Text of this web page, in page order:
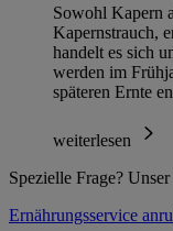
Sowohl Kapern
Kapernstrauch,
handelt es sich
werden im
späteren Ernte
weiterlesen
Spezielle Frage?
Ernährungsservice